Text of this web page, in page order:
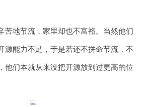
苦地节流，家里却也不富裕。当然他们
源能力不足，于是若还不拼命节流，不
他们本就从来没把开源放到过更高的位